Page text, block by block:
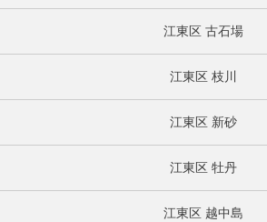
江東区 古石場
江東区 枝川
江東区 新砂
江東区 牡丹
江東区 越中島